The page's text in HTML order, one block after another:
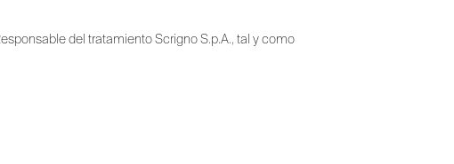
del tratamiento Scrigno S.p.A., tal y como